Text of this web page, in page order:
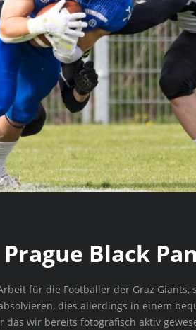
Prague Black
für die Footballer der Graz
dies allerdings in einem
das wir bereits fotografisch aktiv